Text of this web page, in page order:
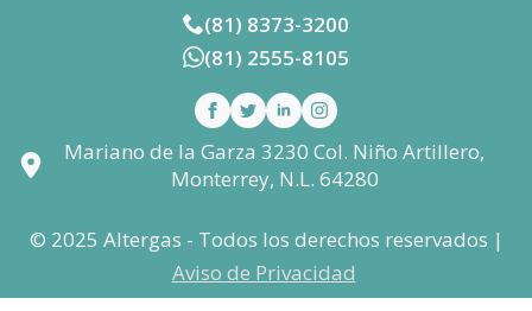
(81) 8373-3200
(81) 2555-8105
Mariano de la Garza 3230 Col. Niño Artillero,
Monterrey, N.L. 64280
© 2025 Altergas - Todos los derechos reservados |
Aviso de Privacidad